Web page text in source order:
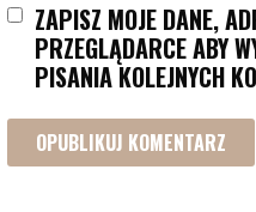
ZAPISZ MOJE DANE,
PRZEGLĄDARCE ABY
PISANIA KOLEJNYCH